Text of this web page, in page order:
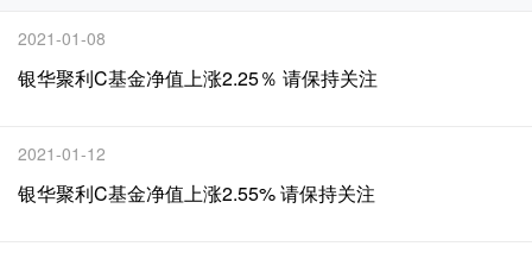
2021-01-08
银华聚利C基金净值上涨2.25％ 请保持关注
2021-01-12
银华聚利C基金净值上涨2.55% 请保持关注